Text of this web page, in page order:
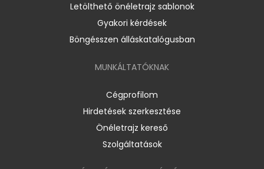
Letölthető önéletrajz sablonok
Gyakori kérdések
Böngésszen álláskatalógusban
MUNKÁLTATÓKNAK
Cégprofilom
Hirdetések szerkesztése
Önéletrajz kereső
Szolgáltatások